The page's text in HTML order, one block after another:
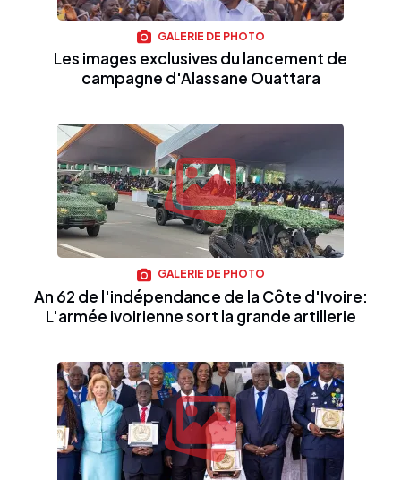
GALERIE DE PHOTO
Les images exclusives du lancement de
campagne d'Alassane Ouattara
GALERIE DE PHOTO
An 62 de l'indépendance de la Côte d'Ivoire:
L'armée ivoirienne sort la grande artillerie